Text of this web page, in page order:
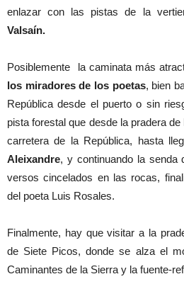
enlazar con las pistas de la
Valsaín.
Posiblemente la caminata más
los miradores de los poetas, bien
República desde el puerto o sin
pista forestal que desde la pradera
carretera de la República, hasta
Aleixandre, y continuando la senda
versos cincelados en las rocas,
del poeta Luis Rosales.
Finalmente, hay que visitar a la
de Siete Picos, donde se alza el
Caminantes de la Sierra y la fuente-